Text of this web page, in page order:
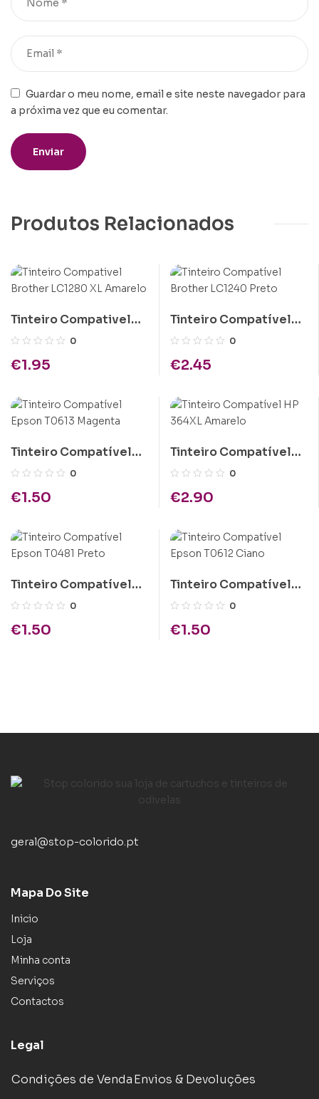
Guardar o meu nome, email e site neste navegador para
a próxima vez que eu comentar.
Produtos Relacionados
Tinteiro Compativel
Brother LC1280 XL
0
€1.95
Tinteiro Compatível
Brother LC1240 Preto
0
€2.45
Tinteiro Compatível
Epson T0613 Magenta
0
€1.50
Tinteiro Compatível
HP 364XL Amarelo
0
€2.90
Tinteiro Compatível
Epson T0481 Preto
0
€1.50
Tinteiro Compatível
Epson T0612 Ciano
0
€1.50
geral@stop-colorido.pt
Mapa Do Site
Inicio
Loja
Minha conta
Serviços
Contactos
Legal
Condições de VendaEnvios & Devoluções